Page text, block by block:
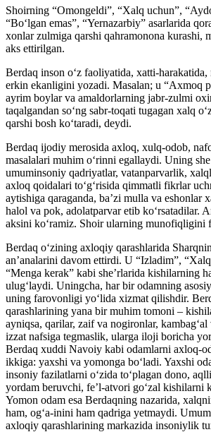
Shoirning “Omongeldi”, “Xalq uchun”,
“Boʻlgan emas”, “Yernazarbiy” asarlarida
xonlar zulmiga qarshi qahramonona kurashi,
aks ettirilgan.
Berdaq inson oʻz faoliyatida, xatti-harakatida,
erkin ekanligini yozadi. Masalan; u “Axmoq
ayrim boylar va amaldorlarning jabr-zulmi
taqalgandan soʻng sabr-toqati tugagan xalq
qarshi bosh koʻtaradi, deydi.
Berdaq ijodiy merosida axloq, xulq-odob,
masalalari muhim oʻrinni egallaydi. Uning
umuminsoniy qadriyatlar, vatanparvarlik,
axloq qoidalari toʻgʻrisida qimmatli fikrlar
aytishiga qaraganda, baʼzi mulla va eshonlar
halol va pok, adolatparvar etib koʻrsatadilar.
aksini koʻramiz. Shoir ularning munofiqligini
Berdaq oʻzining axloqiy qarashlarida
anʼanalarini davom ettirdi. U “Izladim”,
“Menga kerak” kabi sheʼrlarida kishilarning
ulugʻlaydi. Uningcha, har bir odamning
uning farovonligi yoʻlida xizmat qilishdir.
qarashlarining yana bir muhim tomoni –
ayniqsa, qarilar, zaif va nogironlar,
izzat nafsiga tegmaslik, ularga iloji boricha
Berdaq xuddi Navoiy kabi odamlarni axloq-
ikkiga: yaxshi va yomonga boʻladi. Yaxshi
insoniy fazilatlarni oʻzida toʻplagan dono,
yordam beruvchi, feʼl-atvori goʻzal kishilarni
Yomon odam esa Berdaqning nazarida,
ham, ogʻa-inini ham qadriga yetmaydi.
axloqiy qarashlarining markazida insoniylik